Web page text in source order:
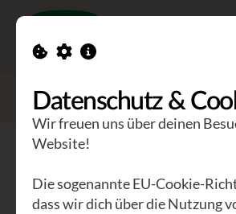
> Jodlerei - Jodldifrei Intensivworkshop
Intensivworkshop
Datenschutz &
Wir freuen uns über deinen
Website!
Die sogenannte EU-Cookie-
dass wir dich über die Nutzung